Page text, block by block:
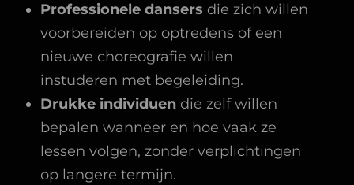
Professionele dansers die zich willen
voorbereiden op optredens of een
nieuwe choreografie willen
instuderen met begeleiding.
Drukke individuen die zelf willen
bepalen wanneer en hoe vaak ze
lessen volgen, zonder verplichtingen
op langere termijn.